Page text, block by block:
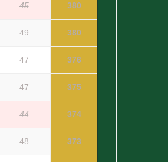
45 380
49 380
47 376
47 375
44 374
48 373